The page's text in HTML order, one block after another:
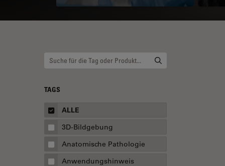
TAGS
ALLE
3D-Bildgebung
Anatomische Pathologie
Anwendungshinweis